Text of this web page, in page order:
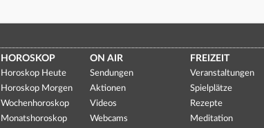
HOROSKOP
Horoskop Heute
Horoskop Morgen
Wochenhoroskop
Monatshoroskop
ON AIR
Sendungen
Aktionen
Videos
Webcams
FREIZEIT
Veranstaltungen
Spielplätze
Rezepte
Meditation